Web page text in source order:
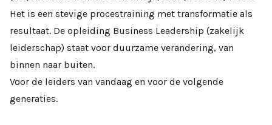
Het is een stevige procestraining met transformatie als
resultaat. De opleiding Business Leadership (zakelijk
leiderschap) staat voor duurzame verandering, van
binnen naar buiten.
Voor de leiders van vandaag en voor de volgende
generaties.